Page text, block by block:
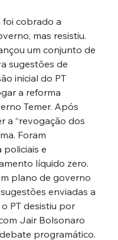
foi cobrado a
mas resistiu.
um conjunto de
sugestões de
inicial do PT
a reforma
Temer. Após
a “revogação dos
Foram
e
líquido zero.
plano de governo
enviadas a
PT desistiu por
Jair Bolsonaro
programático.